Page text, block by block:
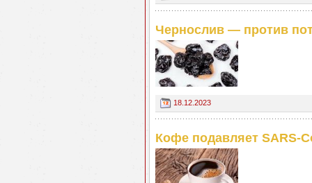
Чернослив — против
18.12.2023
Кофе подавляет SARS-